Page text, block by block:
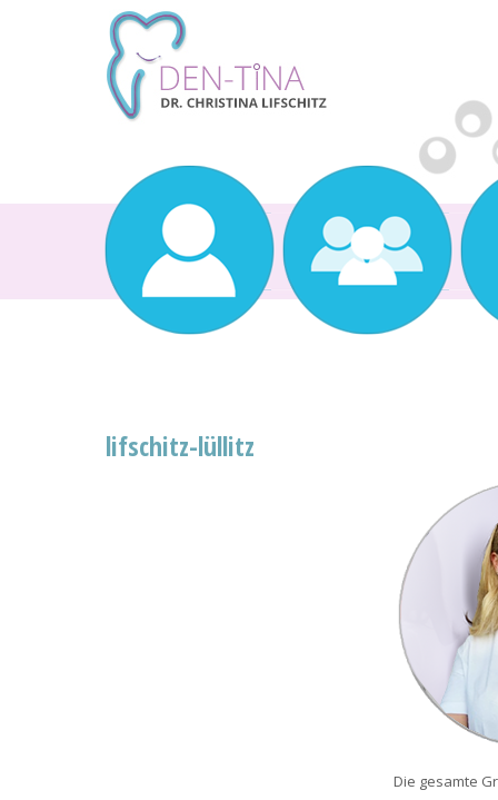
lifschitz-lüllitz
Die gesamte